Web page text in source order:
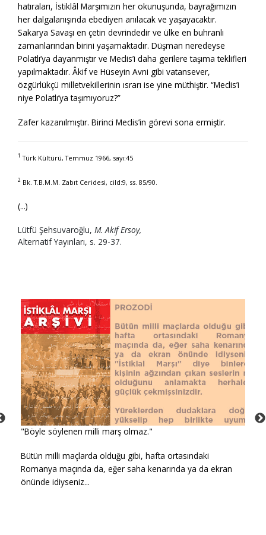
hatıraları, İstiklâl Marşımızın her okunuşunda, bayrağımızın
her dalgalanışında ebediyen anılacak ve yaşayacaktır.
Sakarya Savaşı en çetin devrindedir ve ülke en buhranlı
zamanlarından birini yaşamaktadır. Düşman neredeyse
Polatlı’ya dayanmıştır ve Meclis’i daha gerilere taşıma teklifleri
yapılmaktadır. Âkif ve Hüseyin Avni gibi vatansever,
özgürlükçü milletvekillerinin ısrarı ise yine müthiştir. “Meclis’i
niye Polatlı’ya taşımıyoruz?”
Zafer kazanılmıştır. Birinci Meclis’in görevi sona ermiştir.
1 Türk Kültürü, Temmuz 1966, sayı:45
2 Bk. T.B.M.M. Zabıt Ceridesi, cild:9, ss. 85/90.
(...)
Lütfü Şehsuvaroğlu, M. Akif Ersoy,
Alternatif Yayınları, s. 29-37.
"Böyle söylenen milli marş olmaz."
Bütün milli maçlarda olduğu gibi, hafta ortasındaki
Romanya maçında da, eğer saha kenarında ya da ekran
önünde idiyseniz...